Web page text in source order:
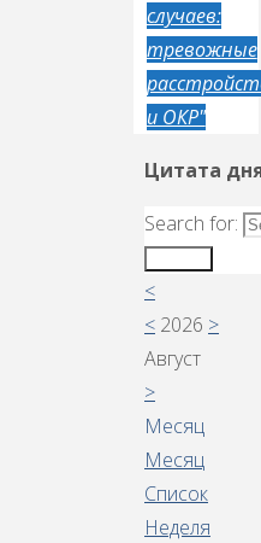
случаев:
тревожные
и ОКР"
Цитата
Search for:
<
< 2026 >
Август
>
Месяц
Месяц
Список
Неделя